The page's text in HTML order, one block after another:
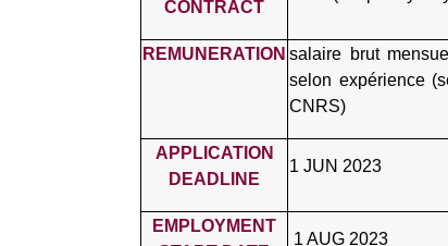
CONTRACT
REMUNERATION salaire brut
selon expérience
CNRS)
APPLICATION
DEADLINE
1 JUN 2023
EMPLOYMENT
1 AUG 2023